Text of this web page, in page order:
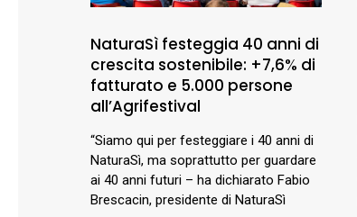
NaturaSì festeggia 40 anni di
crescita sostenibile: +7,6% di
fatturato e 5.000 persone
all’Agrifestival
“Siamo qui per festeggiare i 40 anni di
NaturaSì, ma soprattutto per guardare
ai 40 anni futuri – ha dichiarato Fabio
Brescacin, presidente di NaturaSì